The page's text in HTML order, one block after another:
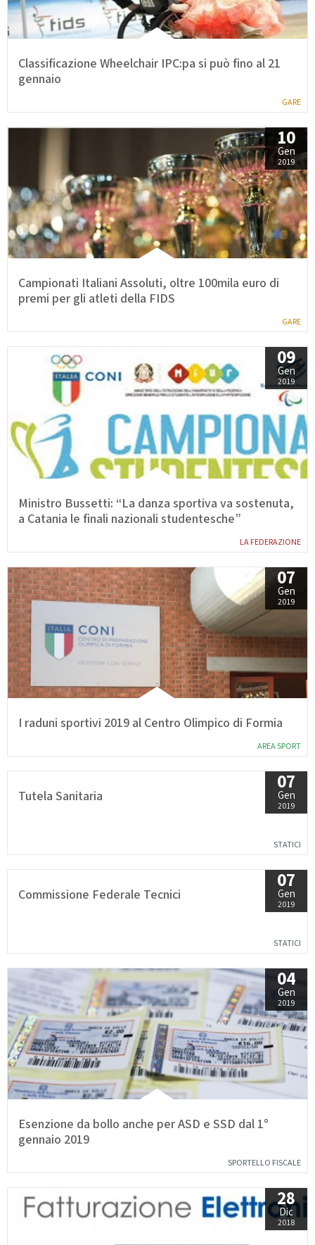
GARE
Classificazione Wheelchair IPC:pa si può fino al 21
gennaio
GARE
10
Gen
2019
Campionati Italiani Assoluti, oltre 100mila euro di
premi per gli atleti della FIDS
LA FEDERAZIONE
09
Gen
2019
Ministro Bussetti: “La danza sportiva va sostenuta,
a Catania le finali nazionali studentesche”
AREA SPORT
07
Gen
2019
I raduni sportivi 2019 al Centro Olimpico di Formia
STATICI
07
Gen
2019
Tutela Sanitaria
STATICI
07
Gen
2019
Commissione Federale Tecnici
SPORTELLO FISCALE
04
Gen
2019
Esenzione da bollo anche per ASD e SSD dal 1°
gennaio 2019
28
Dic
2018